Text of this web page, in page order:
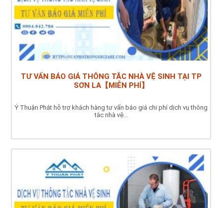
TƯ VẤN BÁO GIÁ THÔNG TẮC NHÀ VỆ SINH TẠI TP
SƠN LA【MIỄN PHÍ】
Ý Thuận Phát hỗ trợ khách hàng tư vấn báo giá chi phí dịch vụ thông
tắc nhà vệ...